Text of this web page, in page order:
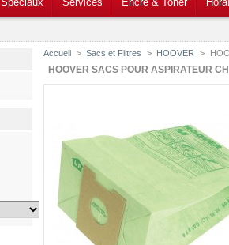
Accueil > Sacs et Filtres > HOOVER >
HOOVER SACS POUR ASPIRATEUR